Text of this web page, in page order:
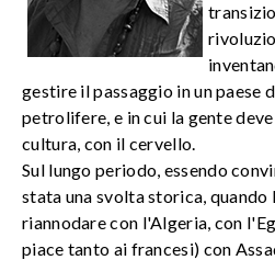
gestire il passaggio in un paese
petrolifere, e in cui la gente
cultura, con il cervello.
Sul lungo periodo, essendo
stata una svolta storica, quando
riannodare con l'Algeria, con
piace tanto ai francesi) con